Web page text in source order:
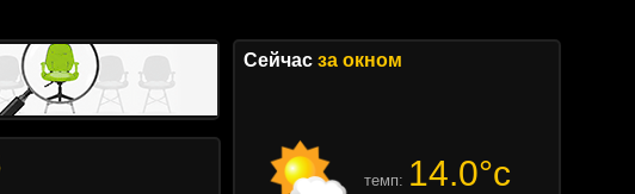
Сейчас за окном
темп: 14.0°c